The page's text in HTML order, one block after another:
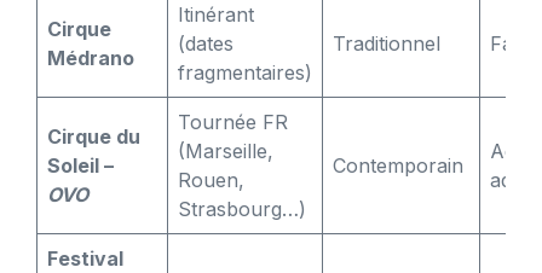
Cirque
Médrano
Itinérant
(dates
fragmentaires)
Traditionnel
Cirque du
Soleil –
OVO
Tournée FR
(Marseille,
Rouen,
Strasbourg…)
Contemporain
Festival